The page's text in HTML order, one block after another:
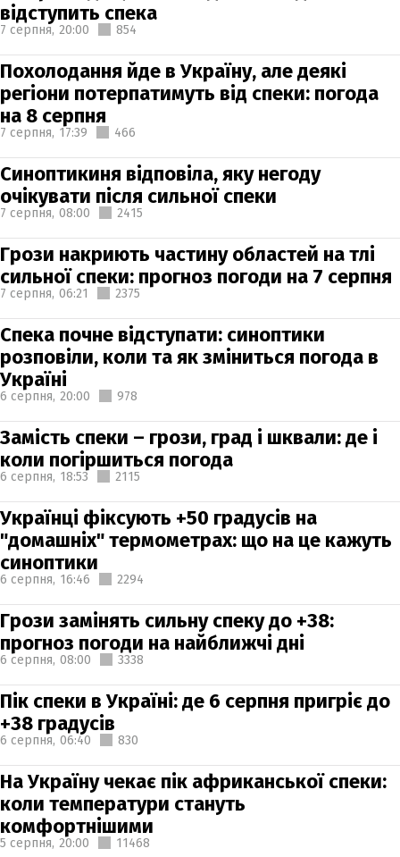
відступить спека
7 серпня, 20:00 854
Похолодання йде в Україну, але деякі
регіони потерпатимуть від спеки: погода
на 8 серпня
7 серпня, 17:39 466
Синоптикиня відповіла, яку негоду
очікувати після сильної спеки
7 серпня, 08:00 2415
Грози накриють частину областей на тлі
сильної спеки: прогноз погоди на 7 серпня
7 серпня, 06:21 2375
Спека почне відступати: синоптики
розповіли, коли та як зміниться погода в
Україні
6 серпня, 20:00 978
Замість спеки – грози, град і шквали: де і
коли погіршиться погода
6 серпня, 18:53 2115
Українці фіксують +50 градусів на
"домашніх" термометрах: що на це кажуть
синоптики
6 серпня, 16:46 2294
Грози замінять сильну спеку до +38:
прогноз погоди на найближчі дні
6 серпня, 08:00 3338
Пік спеки в Україні: де 6 серпня пригріє до
+38 градусів
6 серпня, 06:40 830
На Україну чекає пік африканської спеки:
коли температури стануть
комфортнішими
5 серпня, 20:00 11468